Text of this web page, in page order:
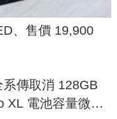
、售價 19,900
傳取消 128GB
XL 電池容量微降